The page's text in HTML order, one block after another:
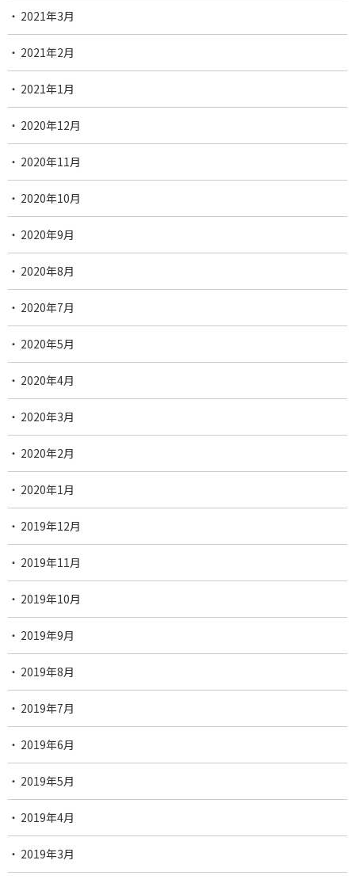
2021年3月
2021年2月
2021年1月
2020年12月
2020年11月
2020年10月
2020年9月
2020年8月
2020年7月
2020年5月
2020年4月
2020年3月
2020年2月
2020年1月
2019年12月
2019年11月
2019年10月
2019年9月
2019年8月
2019年7月
2019年6月
2019年5月
2019年4月
2019年3月